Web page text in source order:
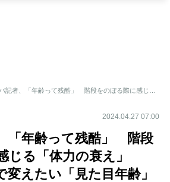
2024.04.27 07:00
「年齢って残酷」 階段
じる「体力の衰え」
変えたい「見た目年齢」